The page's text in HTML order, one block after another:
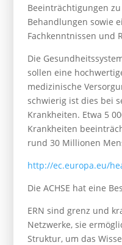
Beeinträchtigungen
Behandlungen sowie
Fachkenntnissen und
Die
sollen eine
medizinische
schwierig ist dies bei
Krankheiten. Etwa 5
Krankheiten
rund 30 Millionen
http://ec.europa.eu/
Die ACHSE hat eine
ERN sind grenz und
Netzwerke, sie
Struktur, um das